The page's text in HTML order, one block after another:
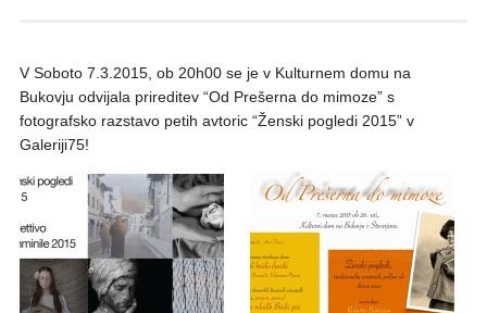
V Soboto 7.3.2015, ob 20h00 se je v Kulturnem domu na
Bukovju odvijala prireditev “Od Prešerna do mimoze” s
fotografsko razstavo petih avtoric “Ženski pogledi 2015” v
Galeriji75!